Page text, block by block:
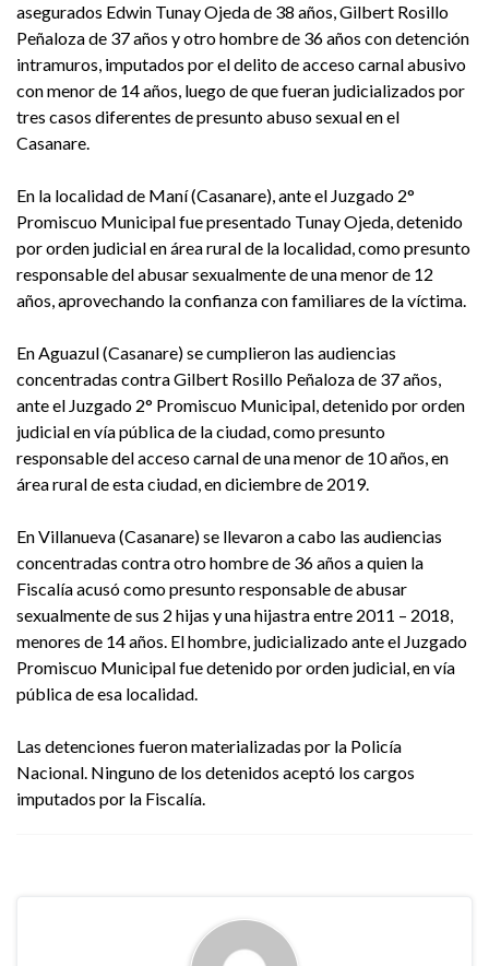
asegurados Edwin Tunay Ojeda de 38 años, Gilbert Rosillo
Peñaloza de 37 años y otro hombre de 36 años con detención
intramuros, imputados por el delito de acceso carnal abusivo
con menor de 14 años, luego de que fueran judicializados por
tres casos diferentes de presunto abuso sexual en el
Casanare.
En la localidad de Maní (Casanare), ante el Juzgado 2°
Promiscuo Municipal fue presentado Tunay Ojeda, detenido
por orden judicial en área rural de la localidad, como presunto
responsable del abusar sexualmente de una menor de 12
años, aprovechando la confianza con familiares de la víctima.
En Aguazul (Casanare) se cumplieron las audiencias
concentradas contra Gilbert Rosillo Peñaloza de 37 años,
ante el Juzgado 2° Promiscuo Municipal, detenido por orden
judicial en vía pública de la ciudad, como presunto
responsable del acceso carnal de una menor de 10 años, en
área rural de esta ciudad, en diciembre de 2019.
En Villanueva (Casanare) se llevaron a cabo las audiencias
concentradas contra otro hombre de 36 años a quien la
Fiscalía acusó como presunto responsable de abusar
sexualmente de sus 2 hijas y una hijastra entre 2011 – 2018,
menores de 14 años. El hombre, judicializado ante el Juzgado
Promiscuo Municipal fue detenido por orden judicial, en vía
pública de esa localidad.
Las detenciones fueron materializadas por la Policía
Nacional. Ninguno de los detenidos aceptó los cargos
imputados por la Fiscalía.